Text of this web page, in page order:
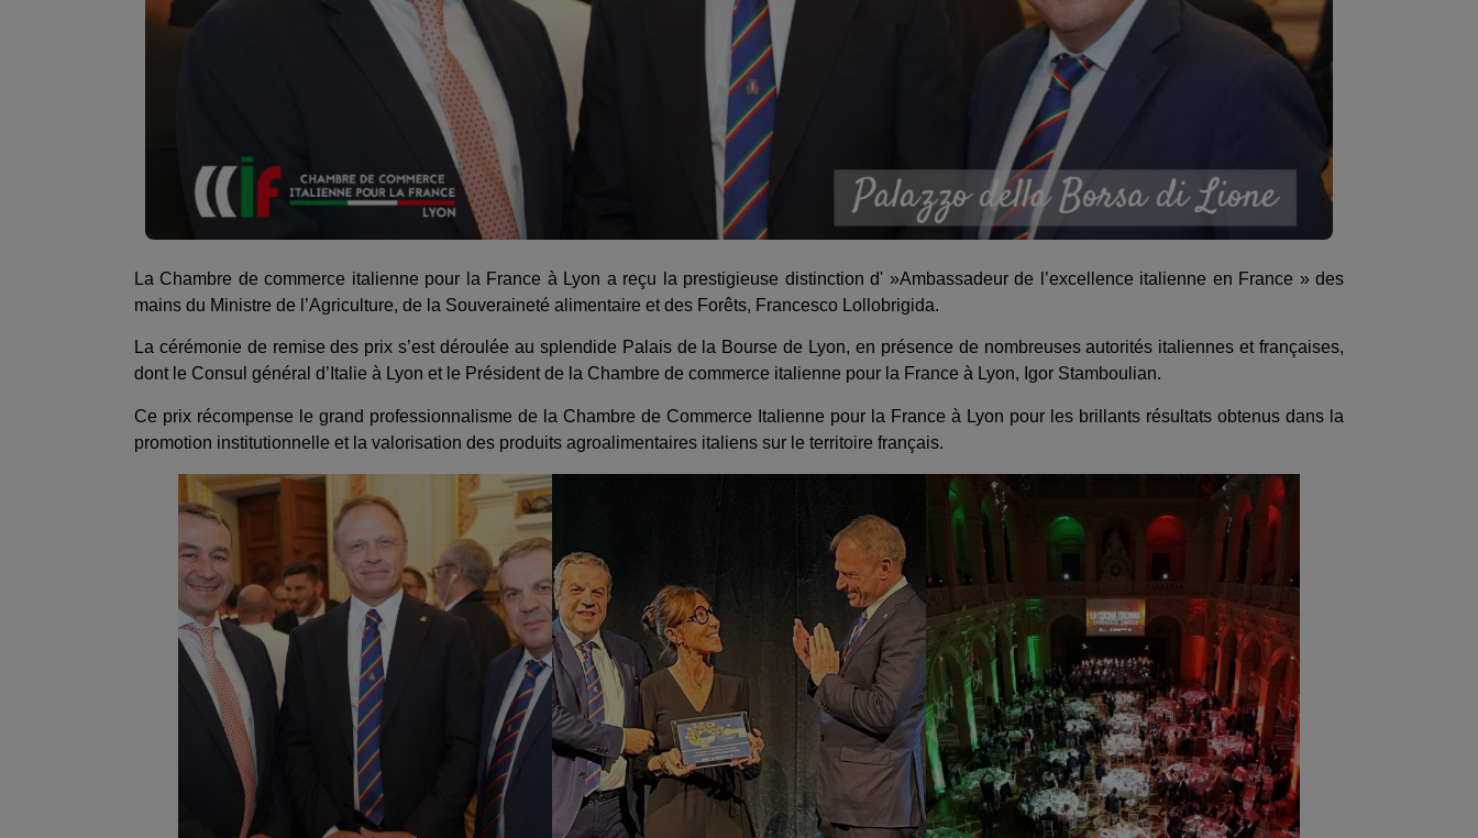
La Chambre de commerce italienne pour la France à Lyon a reçu la prestigieuse distinction d' »Ambassadeur de l’excellence italienne en France » des
mains du Ministre de l’Agriculture, de la Souveraineté alimentaire et des Forêts, Francesco Lollobrigida.
La cérémonie de remise des prix s’est déroulée au splendide Palais de la Bourse de Lyon, en présence de nombreuses autorités italiennes et françaises,
dont le Consul général d’Italie à Lyon et le Président de la Chambre de commerce italienne pour la France à Lyon, Igor Stamboulian.
Ce prix récompense le grand professionnalisme de la Chambre de Commerce Italienne pour la France à Lyon pour les brillants résultats obtenus dans la
promotion institutionnelle et la valorisation des produits agroalimentaires italiens sur le territoire français.